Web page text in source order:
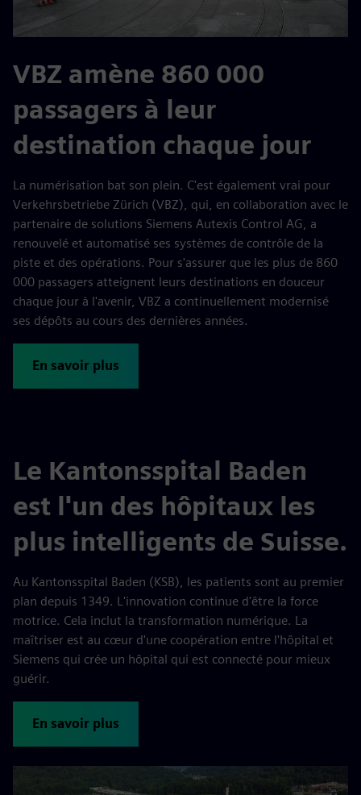
VBZ amène 860 000
passagers à leur
destination chaque jour
La numérisation bat son plein. C'est également vrai pour
Verkehrsbetriebe Zürich (VBZ), qui, en collaboration avec le
partenaire de solutions Siemens Autexis Control AG, a
renouvelé et automatisé ses systèmes de contrôle de la
piste et des opérations. Pour s'assurer que les plus de 860
000 passagers atteignent leurs destinations en douceur
chaque jour à l'avenir, VBZ a continuellement modernisé
ses dépôts au cours des dernières années.
En savoir plus
Le Kantonsspital Baden
est l'un des hôpitaux les
plus intelligents de Suisse.
Au Kantonsspital Baden (KSB), les patients sont au premier
plan depuis 1349. L'innovation continue d'être la force
motrice. Cela inclut la transformation numérique. La
maîtriser est au cœur d'une coopération entre l'hôpital et
Siemens qui crée un hôpital qui est connecté pour mieux
guérir.
En savoir plus